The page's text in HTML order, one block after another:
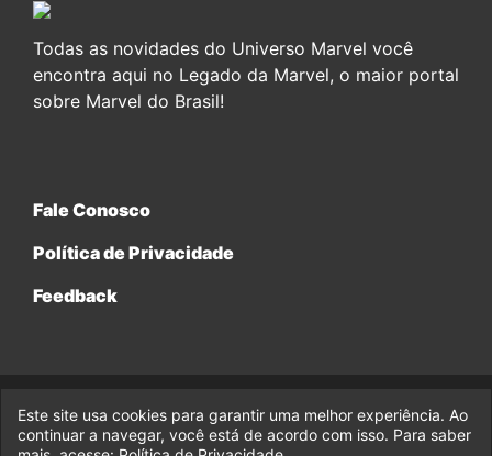
Todas as novidades do Universo Marvel você
encontra aqui no Legado da Marvel, o maior portal
sobre Marvel do Brasil!
Fale Conosco
Política de Privacidade
Feedback
© 2017-2026 Legado da Marvel, uma empresa da Legado
Enterprises.
Este site usa cookies para garantir uma melhor experiência. Ao
continuar a navegar, você está de acordo com isso. Para saber